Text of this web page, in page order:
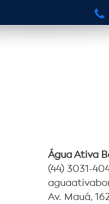
Água Ativa
(44) 3031-
Av. Mauá,